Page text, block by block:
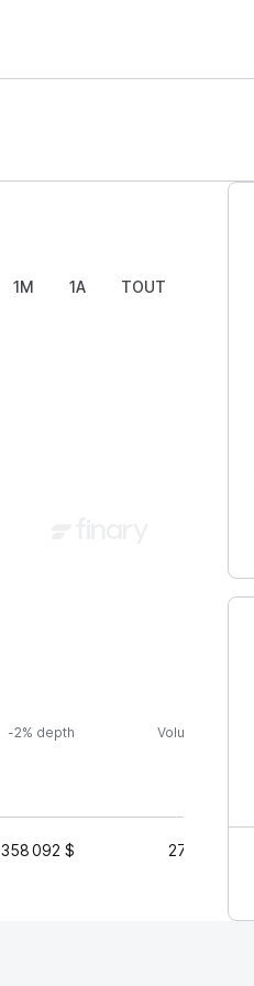
1M 1A TOUT
-2% depth Volume (24h)
358 092 $ 276 388 $